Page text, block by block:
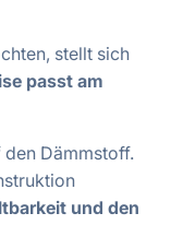
stellt sich
passt am
den Dämmstoff.
und den